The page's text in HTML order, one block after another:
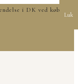
i DK ved køb over
Luk